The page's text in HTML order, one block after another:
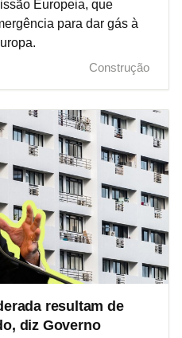
Europeia, que
para dar gás à
Construção
resultam de
diz Governo